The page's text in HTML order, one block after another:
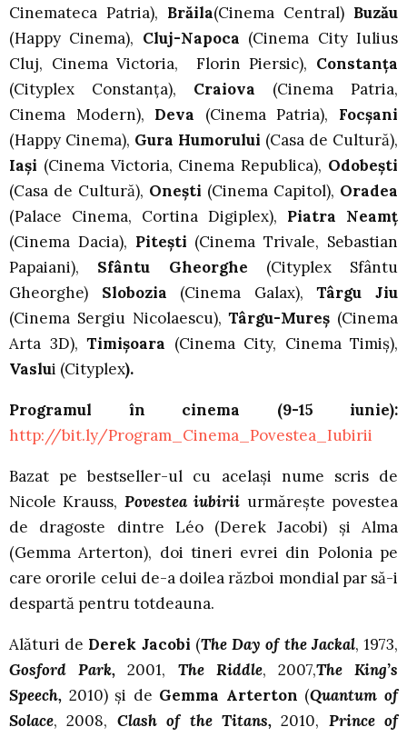
Cinemateca Patria), Brăila(Cinema Central) Buzău
(Happy Cinema), Cluj-Napoca (Cinema City Iulius
Cluj, Cinema Victoria, Florin Piersic), Constanța
(Cityplex Constanța), Craiova (Cinema Patria,
Cinema Modern), Deva (Cinema Patria), Focșani
(Happy Cinema), Gura Humorului (Casa de Cultură),
Iași (Cinema Victoria, Cinema Republica), Odobești
(Casa de Cultură), Onești (Cinema Capitol), Oradea
(Palace Cinema, Cortina Digiplex), Piatra Neamț
(Cinema Dacia), Pitești (Cinema Trivale, Sebastian
Papaiani), Sfântu Gheorghe (Cityplex Sfântu
Gheorghe) Slobozia (Cinema Galax),Târgu Jiu
(Cinema Sergiu Nicolaescu),Târgu-Mureș (Cinema
Arta 3D), Timișoara (Cinema City, Cinema Timiș),
Vaslui (Cityplex).
Programul în cinema (9-15 iunie):
http://bit.ly/Program_Cinema_Povestea_Iubirii
Bazat pe bestseller-ul cu același nume scris de
Nicole Krauss, Povestea iubirii urmărește povestea
de dragoste dintre Léo (Derek Jacobi) și Alma
(Gemma Arterton), doi tineri evrei din Polonia pe
care ororile celui de-a doilea război mondial par să-i
despartă pentru totdeauna.
Alături de Derek Jacobi (The Day of the Jackal, 1973,
Gosford Park,2001, The Riddle, 2007,The King’s
Speech, 2010) și de Gemma Arterton (Quantum of
Solace, 2008, Clash of the Titans,2010, Prince of